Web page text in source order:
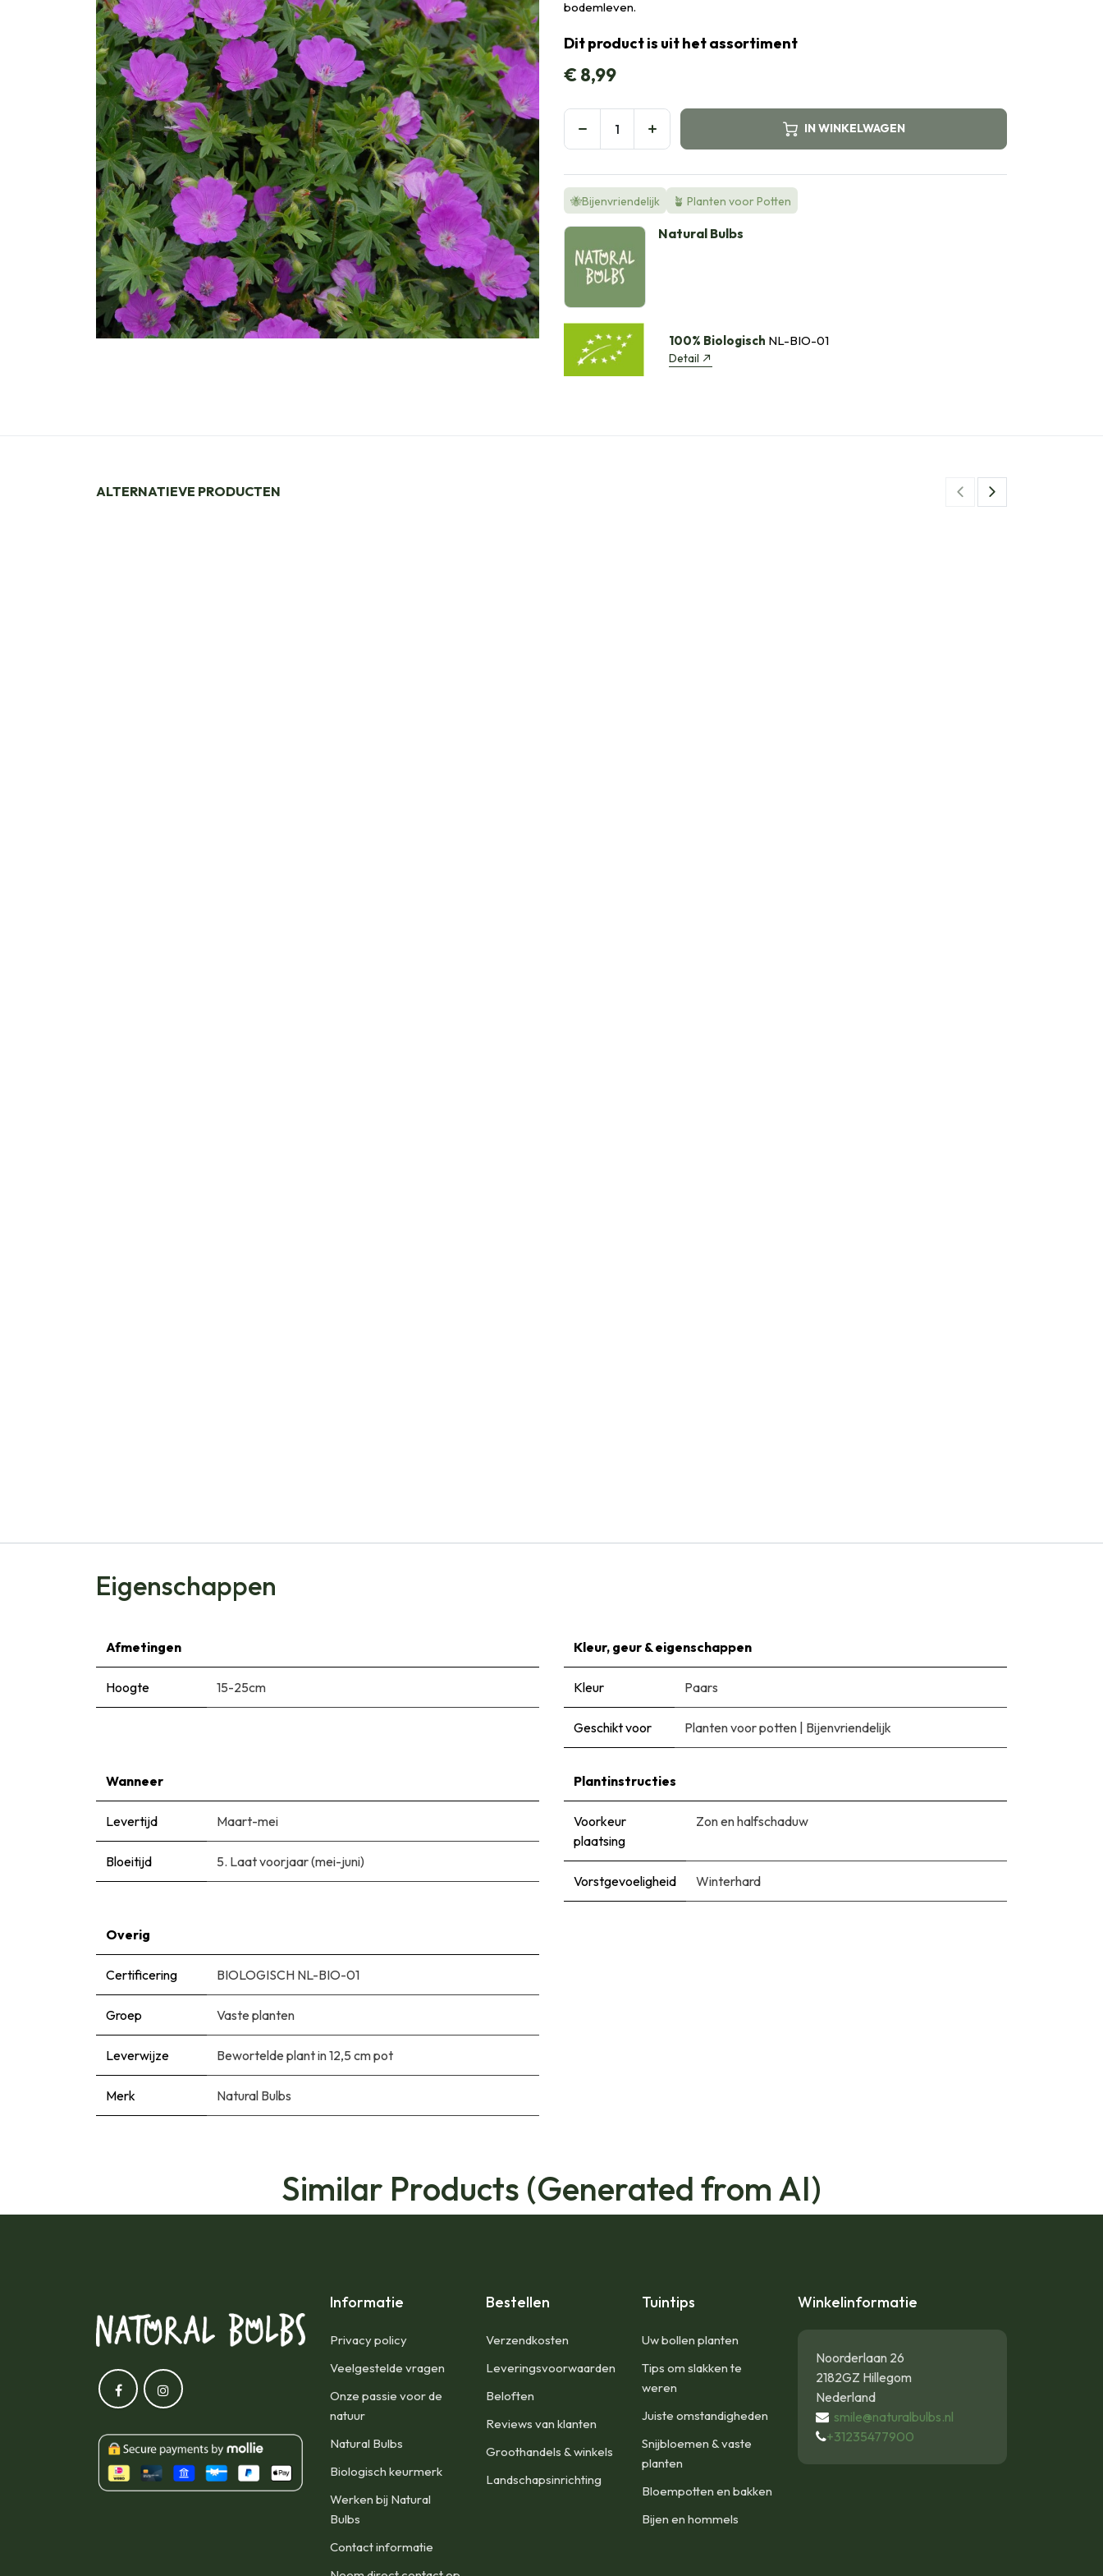
bodemleven.
Dit product is uit het assortiment
€8,99
IN WINKELWAGEN
🐝Bijenvriendelijk 🪴 Planten voor Potten
Natural Bulbs
100% Biologisch NL-BIO-01
Detail
ALTERNATIEVE PRODUCTEN
Eigenschappen
Afmetingen
Hoogte 15-25cm
Kleur, geur & eigenschappen
Kleur Paars
Geschikt voor Planten voor potten | Bijenvriendelijk
Wanneer
Levertijd Maart-mei
Bloeitijd 5. Laat voorjaar (mei-juni)
Plantinstructies
Voorkeur
plaatsing
Zon en halfschaduw
Vorstgevoeligheid Winterhard
Overig
Certificering BIOLOGISCH NL-BIO-01
Groep Vaste planten
Leverwijze Bewortelde plant in 12,5 cm pot
Merk Natural Bulbs
Similar Products (Generated from AI)
Informatie
Privacy policy
Veelgestelde vragen
Onze passie voor de
natuur
Natural Bulbs
Biologisch keurmerk
Werken bij Natural
Bulbs
Contact informatie
Bestellen
Verzendkosten
Leveringsvoorwaarden
Beloften
Reviews van klanten
Groothandels & winkels
Landschapsinrichting
Tuintips
Uw bollen planten
Tips om slakken te
weren
Juiste omstandigheden
Snijbloemen & vaste
planten
Bloempotten en bakken
Bijen en hommels
Winkelinformatie
Noorderlaan 26
2182GZ Hillegom
Nederland
smile@naturalbulbs.nl
+31235477900